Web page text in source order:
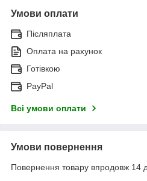
Умови оплати
Післяплата
Оплата на рахунок
Готівкою
PayPal
Всі умови оплати
Умови повернення
Повернення товару впродовж 14